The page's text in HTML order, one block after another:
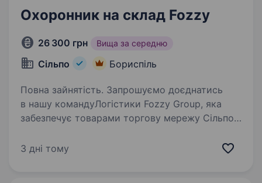
Охоронник на склад Fozzy
26 300 грн Вища за середню
Сільпо Бориспіль
Повна зайнятість. Запрошуємо доєднатись
в нашу командуЛогістики Fozzy Group, яка
забезпечує товарами торгову мережу Сільпо
знадобиться: Впевненість у користуванні ПК;
3 дні тому